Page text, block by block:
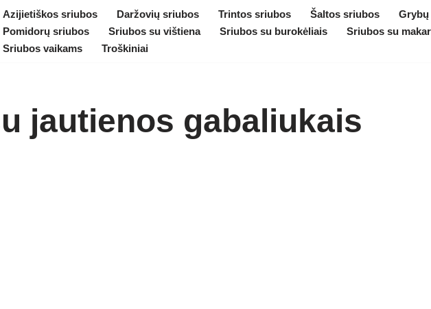
Azijietiškos sriubos Daržovių sriubos Trintos sriubos Šaltos sriubos
Pomidorų sriubos
Sriubos su vištiena Sriubos su burokėliais Sriubos su
Sriubos vaikams
Troškiniai
jautienos gabaliukais